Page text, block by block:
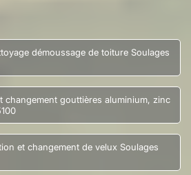
démoussage de toiture Soulages
changement gouttières aluminium, zinc
et changement de velux Soulages